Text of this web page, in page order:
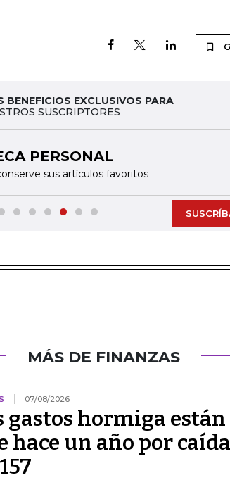
BENEFICIOS EXCLUSIVOS PARA
SUSCRIPTORES
PERSONAL
sus artículos favoritos
MÁS DE FINANZAS
07/08/2026
gastos hormiga
hace un año por